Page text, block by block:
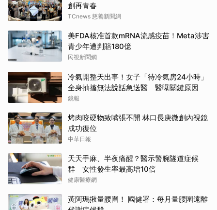
創再青春
TCnews 慈善新聞網
美FDA核准首款mRNA流感疫苗！Meta涉害
青少年遭判賠180億
民視新聞網
冷氣開整天出事！女子「待冷氣房24小時」
全身抽搐無法說話急送醫 醫曝關鍵原因
鏡報
烤肉咬硬物致嘴張不開 林口長庚微創內視鏡
成功復位
中華日報
天天手麻、半夜痛醒？醫示警腕隧道症候
群 女性發生率最高增10倍
健康醫療網
黃阿瑪揪量腰圍！ 國健署：每月量腰圍遠離